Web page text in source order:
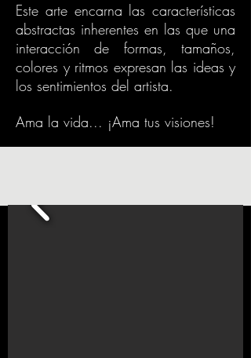
Este arte encarna las características
abstractas inherentes en las que una
interacción de formas, tamaños,
colores y ritmos expresan las ideas y
los sentimientos del artista.
Ama la vida... ¡Ama tus visiones!